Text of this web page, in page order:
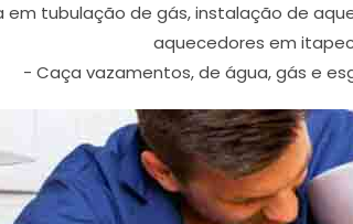
em tubulação de gás, instalação de
aquecedores em
- Caça vazamentos, de água, gás e